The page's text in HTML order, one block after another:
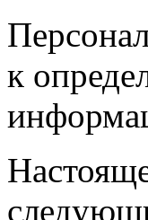
к